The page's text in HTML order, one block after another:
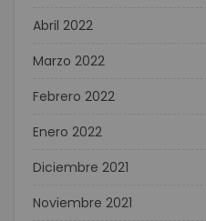
Abril 2022
Marzo 2022
Febrero 2022
Enero 2022
Diciembre 2021
Noviembre 2021